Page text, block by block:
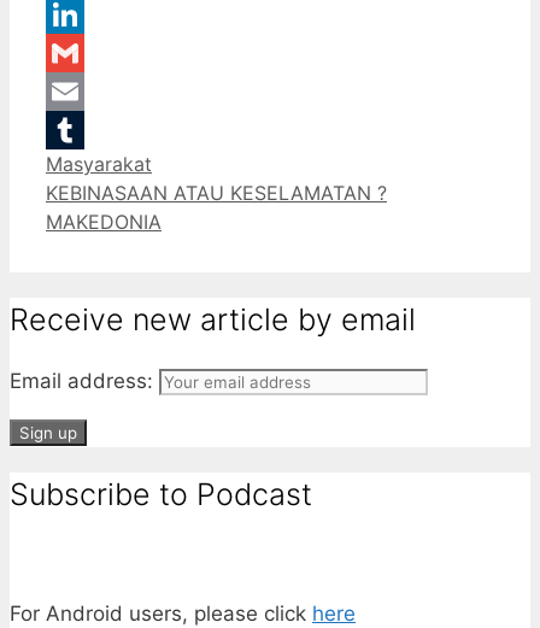
WhatsApp
LinkedIn
Gmail
Email
Tumblr
Categories
Masyarakat
KEBINASAAN ATAU KESELAMATAN ?
MAKEDONIA
Receive new article by email
Email address:
Subscribe to Podcast
For Android users, please click here